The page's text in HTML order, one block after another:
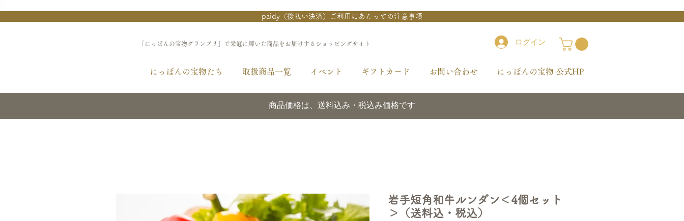
paidy（後払い決済）ご利用にあたっての注意事項
「にっぽんの宝物グランプリ」で栄冠に輝いた商品をお届けするショッピングサイト ログイン
にっぽんの宝物たち 取扱商品一覧 イベント ギフトカード お問い合わせ にっぽんの宝物 公式HP
商品価格は、送料込み・税込み価格です
岩手短角和牛ルンダン＜4個セット
＞（送料込・税込）